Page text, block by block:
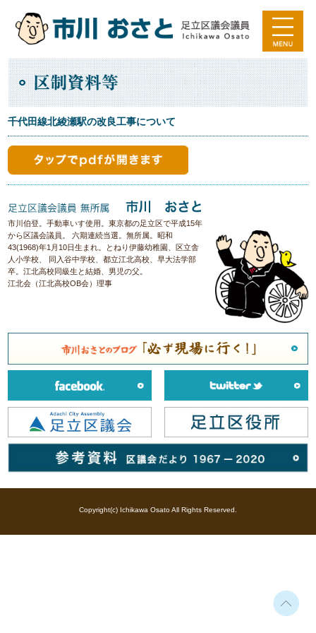
千代田線北綾瀬駅の改良工事について
市川伯登。手動車いす使用。東京都の足立区で平成15年
から区議会議員。 六期連続当選。無所属。昭和
43(1968)年1月10日生まれ。とねり伊藤幼稚園、区立舎
人小学校、 同入谷中学校、都立江北高校、早大法学部
卒。江北高校同級生と結婚、男児の父。
江北会（江北高校OB会）理事
Copyright(c) Ichikawa Osato All Rights Reserved.